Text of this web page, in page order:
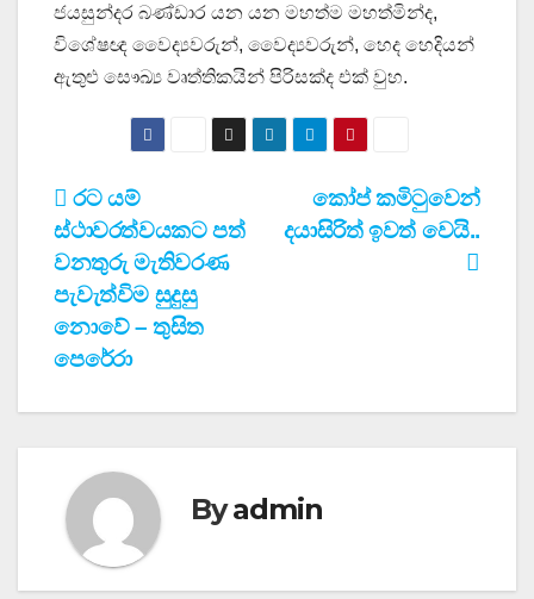
ජයසුන්දර බණ්ඩාර යන යන මහත්ම මහත්මින්ද,
විශේෂඥ වෛද්‍යවරුන්, වෛද්‍යවරුන්, හෙද හෙදියන්
ඇතුළු සෞඛ්‍ය වෘත්තිකයින් පිරිසක්ද එක් වුහ.
Post
navigation
කෝප් කමිටුවෙන්
දයාසිරිත් ඉවත් වෙයි..
රට යම්
ස්ථාවරත්වයකට පත්
වනතුරු මැතිවරණ
පැවැත්විම සුදුසු
නොවේ – තුසිත
පෙරේරා
Byadmin